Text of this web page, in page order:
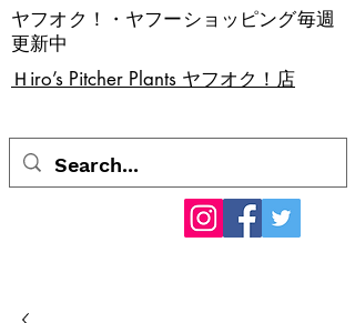
​Ｈiro’s Pitcher Plants ヤフオク！店
ヤフオク！・ヤフーショッピング毎週
更新中